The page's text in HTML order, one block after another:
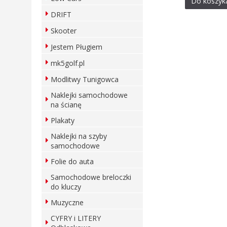
DRIFT
Skooter
Jestem Pługiem
mk5golf.pl
Modlitwy Tunigowca
Naklejki samochodowe
na ścianę
Plakaty
Naklejki na szyby
samochodowe
Folie do auta
Samochodowe breloczki
do kluczy
Muzyczne
CYFRY i LITERY